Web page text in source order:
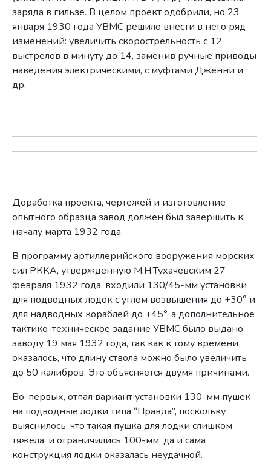
заряда в гильзе. В целом проект одобрили, но 23
января 1930 года УВМС решило внести в него ряд
изменений: увеличить скорострельность с 12
выстрелов в минуту до 14, заменив ручные приводы
наведения электрическими, с муфтами Дженни и
др.
Доработка проекта, чертежей и изготовление
опытного образца завод должен был завершить к
началу марта 1932 года.
В программу артиллерийского вооружения морских
сил РККА, утвержденную М.Н.Тухачевским 27
февраля 1932 года, входили 130/45-мм установки
для подводных лодок с углом возвышения до +30° и
для надводных кораблей до +45°, а дополнительное
тактико-техническое задание УВМС было выдано
заводу 19 мая 1932 года, так как к тому времени
оказалось, что длину ствола можно было увеличить
до 50 калибров. Это объясняется двумя причинами.
Во-первых, отпал вариант установки 130-мм пушек
на подводные лодки типа “Правда”, поскольку
выяснилось, что такая пушка для лодки слишком
тяжела, и ограничились 100-мм, да и сама
конструкция лодки оказалась неудачной.